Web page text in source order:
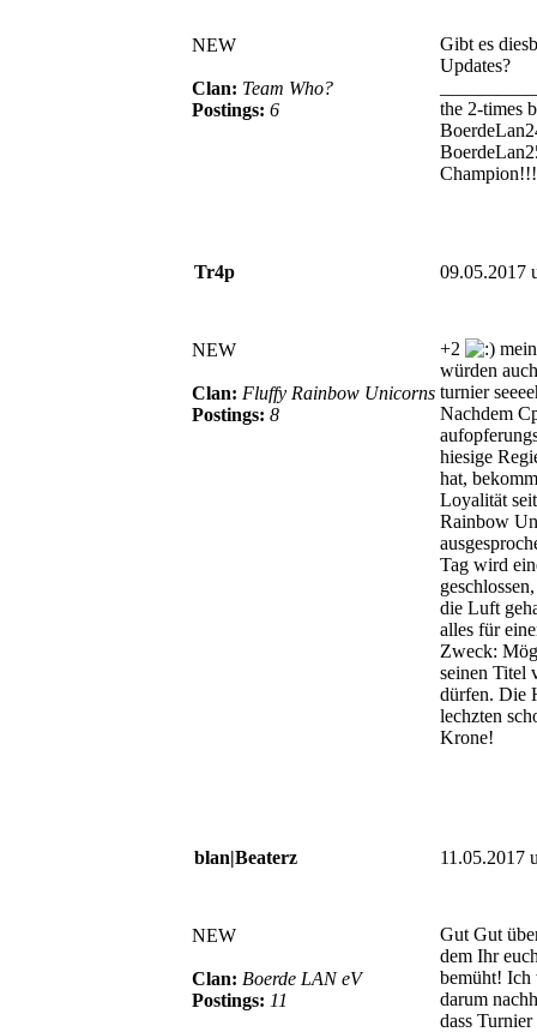
NEW
Clan: Team Who?
Postings: 6
Gibt es
Updates?
the 2-times
Champion!!!
Tr4p 09.05.2017
NEW
Clan: Fluffy Rainbow Unicorns
Postings: 8
+2
würden
turnier
Nachdem
hiesige
hat,
Loyalität
Rainbow
Tag wird
die Luft
alles für
Zweck:
seinen Titel
dürfen. Die
lechzten
Krone!
blan|Beaterz 11.05.2017
NEW
Clan: Boerde LAN eV
Postings: 11
Gut Gut
dem Ihr
bemüht! Ich
darum
dass